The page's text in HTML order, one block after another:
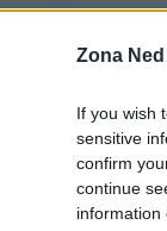
Zona Ned
If you wish
sensitive
confirm
continue
information
anche un
come
all’acquisto